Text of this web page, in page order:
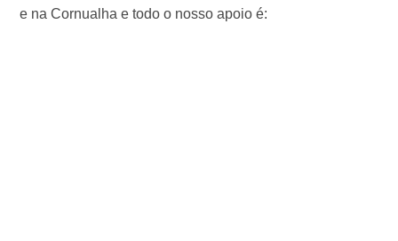
e na Cornualha e todo o nosso apoio é: